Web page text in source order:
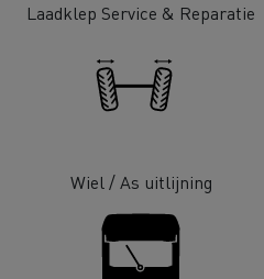
Laadklep Service & Reparatie
Wiel / As uitlijning